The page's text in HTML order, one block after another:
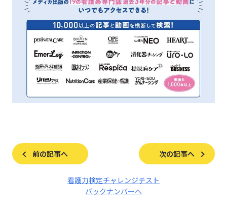
前の記事へ 次の記事へ
看護力検定チャレンジテスト
バックナンバーへ